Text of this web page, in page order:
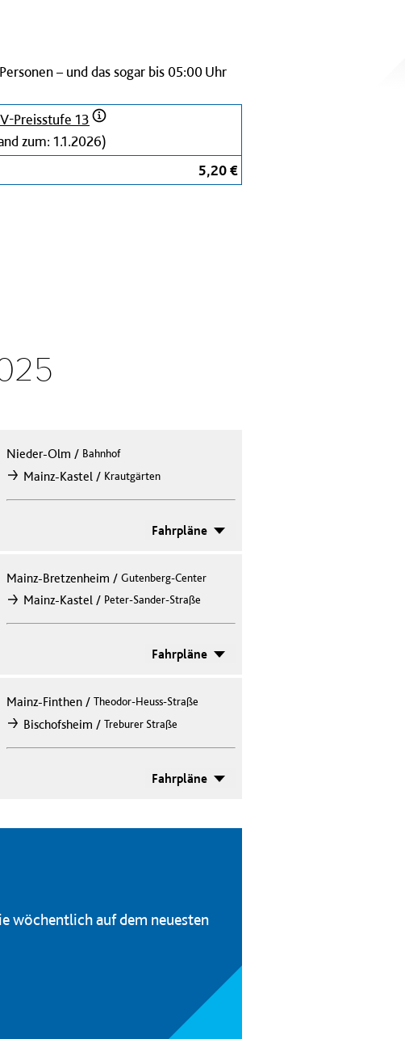
– und das sogar bis 05:00 Uhr
Preisstufe 13
zum: 1.1.2026)
5,20 €
Nieder-Olm / Bahnhof
nachMainz-Kastel / Krautgärten
Fahrpläne
Mainz-Bretzenheim / Gutenberg-Center
nachMainz-Kastel / Peter-Sander-Straße
Fahrpläne
Mainz-Finthen / Theodor-Heuss-Straße
nachBischofsheim / Treburer Straße
Fahrpläne
wöchentlich auf dem neuesten